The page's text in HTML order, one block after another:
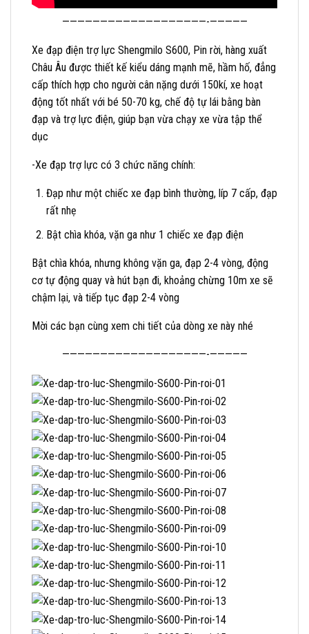
———————————————————-—————
Xe đạp điện trợ lực Shengmilo S600, Pin rời, hàng xuất
Châu Âu được thiết kế kiểu dáng mạnh mẽ, hầm hố, đẳng
cấp thích hợp cho người cân nặng dưới 150kí, xe hoạt
động tốt nhất với bé 50-70 kg, chế độ tự lái bằng bàn
đạp và trợ lực điện, giúp bạn vừa chạy xe vừa tập thể
dục
-Xe đạp trợ lực có 3 chức năng chính:
Đạp như một chiếc xe đạp bình thường, líp 7 cấp, đạp
rất nhẹ
Bật chìa khóa, vặn ga như 1 chiếc xe đạp điện
Bật chìa khóa, nhưng không vặn ga, đạp 2-4 vòng, động
cơ tự động quay và hút bạn đi, khoảng chừng 10m xe sẽ
chậm lại, và tiếp tục đạp 2-4 vòng
Mời các bạn cùng xem chi tiết của dòng xe này nhé
———————————————————-—————